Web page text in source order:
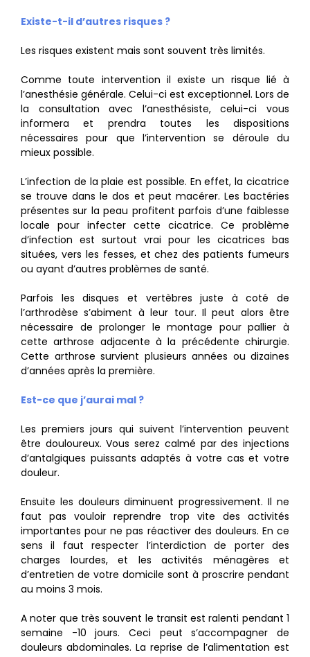
Existe-t-il d’autres risques ?
Les risques existent mais sont souvent très limités.
Comme toute intervention il existe un risque lié à
l’anesthésie générale. Celui-ci est exceptionnel. Lors de
la consultation avec l’anesthésiste, celui-ci vous
informera et prendra toutes les dispositions
nécessaires pour que l’intervention se déroule du
mieux possible.
L’infection de la plaie est possible. En effet, la cicatrice
se trouve dans le dos et peut macérer. Les bactéries
présentes sur la peau profitent parfois d’une faiblesse
locale pour infecter cette cicatrice. Ce problème
d’infection est surtout vrai pour les cicatrices bas
situées, vers les fesses, et chez des patients fumeurs
ou ayant d’autres problèmes de santé.
Parfois les disques et vertèbres juste à coté de
l’arthrodèse s’abiment à leur tour. Il peut alors être
nécessaire de prolonger le montage pour pallier à
cette arthrose adjacente à la précédente chirurgie.
Cette arthrose survient plusieurs années ou dizaines
d’années après la première.
Est-ce que j’aurai mal ?
Les premiers jours qui suivent l’intervention peuvent
être douloureux. Vous serez calmé par des injections
d’antalgiques puissants adaptés à votre cas et votre
douleur.
Ensuite les douleurs diminuent progressivement. Il ne
faut pas vouloir reprendre trop vite des activités
importantes pour ne pas réactiver des douleurs. En ce
sens il faut respecter l’interdiction de porter des
charges lourdes, et les activités ménagères et
d’entretien de votre domicile sont à proscrire pendant
au moins 3 mois.
A noter que très souvent le transit est ralenti pendant 1
semaine -10 jours. Ceci peut s’accompagner de
douleurs abdominales. La reprise de l’alimentation est